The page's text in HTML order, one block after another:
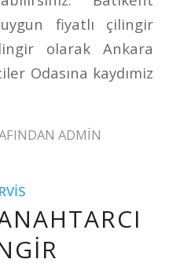
fiyatlı çilingir
olarak Ankara
Odasına kaydımiz
ADMIN